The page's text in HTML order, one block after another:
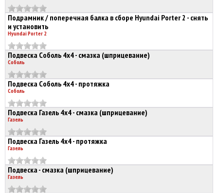
Подрамник / поперечная балка в сборе Hyundai Porter 2 - снять
и установить
Hyundai Porter 2
Подвеска Соболь 4х4 - смазка (шприцевание)
Соболь
Подвеска Соболь 4х4 - протяжка
Соболь
Подвеска Газель 4х4 - смазка (шприцевание)
Газель
Подвеска Газель 4х4 - протяжка
Газель
Подвеска - смазка (шприцевание)
Газель